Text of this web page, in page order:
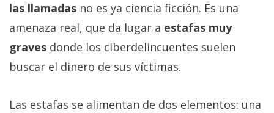
las llamadas no es ya ciencia ficción. Es una
amenaza real, que da lugar a estafas muy
graves donde los ciberdelincuentes suelen
buscar el dinero de sus víctimas.
Las estafas se alimentan de dos elementos: una